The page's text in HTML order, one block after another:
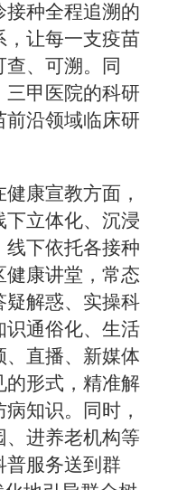
种全程追溯的
，让每一支疫苗
、可溯。同
三甲医院的科研
沿领域临床研
康宣教方面，
立体化、沉浸
下依托各接种
健康讲堂，常态
疑解惑、实操科
识通俗化、生活
直播、新媒体
的形式，精准解
知识。同时，
进养老机构等
普服务送到群